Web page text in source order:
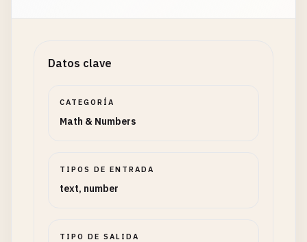
Datos clave
CATEGORÍA
Math & Numbers
TIPOS DE ENTRADA
text, number
TIPO DE SALIDA